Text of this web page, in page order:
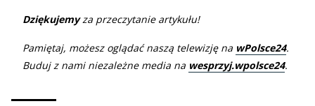
Dziękujemyza przeczytanie artykułu!
Pamiętaj, możesz oglądać naszą telewizję na wPolsce24.
Buduj z nami niezależne media na wesprzyj.wpolsce24.